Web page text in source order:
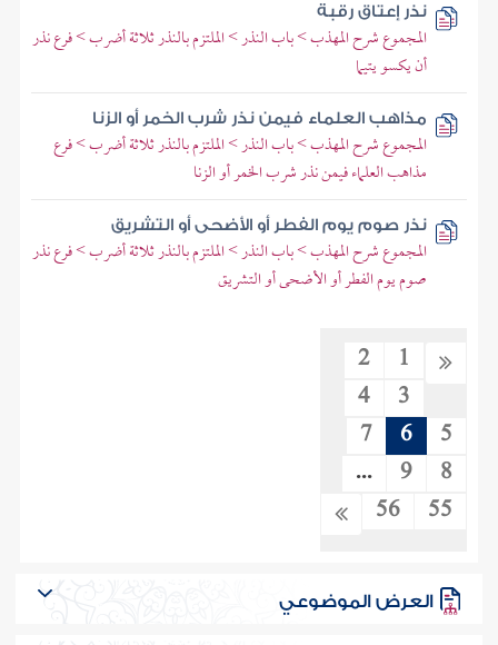
نذر إعتاق رقبة
المجموع شرح المهذب > باب النذر > الملتزم بالنذر ثلاثة أضرب > فرع نذر
أن يكسو يتيما
مذاهب العلماء فيمن نذر شرب الخمر أو الزنا
المجموع شرح المهذب > باب النذر > الملتزم بالنذر ثلاثة أضرب > فرع
مذاهب العلماء فيمن نذر شرب الخمر أو الزنا
نذر صوم يوم الفطر أو الأضحى أو التشريق
المجموع شرح المهذب > باب النذر > الملتزم بالنذر ثلاثة أضرب > فرع نذر
صوم يوم الفطر أو الأضحى أو التشريق
1
2
3
4
5
6
7
8
9
...
55
56
العرض الموضوعي